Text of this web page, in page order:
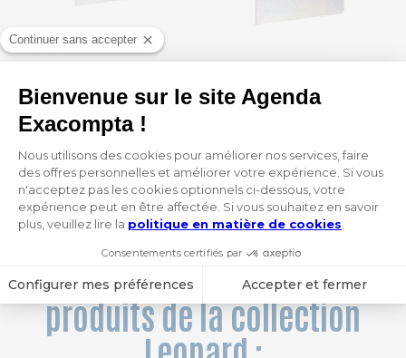
4,95 € 6,20 €
1 / 12
Vous aimerez aussi ces
produits de la collection